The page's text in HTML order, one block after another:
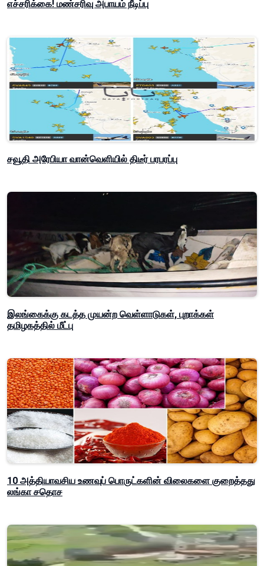
எச்சரிக்கை! மண்சரிவு அபாயம் நீடிப்பு
சவூதி அரேபியா வான்வெளியில் திடீர் பரபரப்பு
இலங்கைக்கு கடத்த முயன்ற வெள்ளாடுகள், புறாக்கள்
தமிழகத்தில் மீட்பு
10 அத்தியாவசிய உணவுப் பொருட்களின் விலைகளை குறைத்தது
லங்கா சதொச